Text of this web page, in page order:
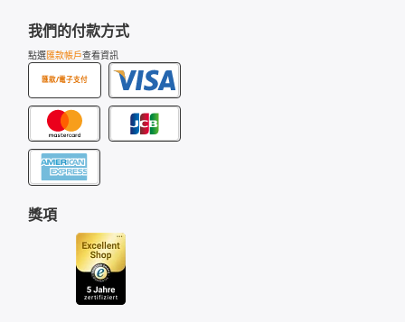
我們的付款方式
點選匯款帳戶查看資訊
匯款/電子支付
獎項